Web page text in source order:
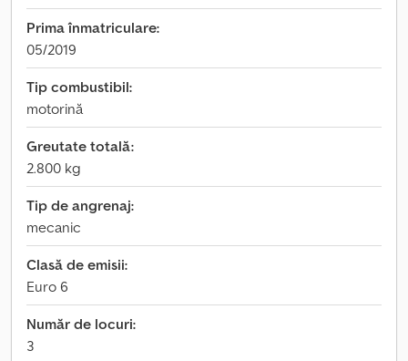
Prima înmatriculare:
05/2019
Tip combustibil:
motorină
Greutate totală:
2.800 kg
Tip de angrenaj:
mecanic
Clasă de emisii:
Euro 6
Număr de locuri:
3